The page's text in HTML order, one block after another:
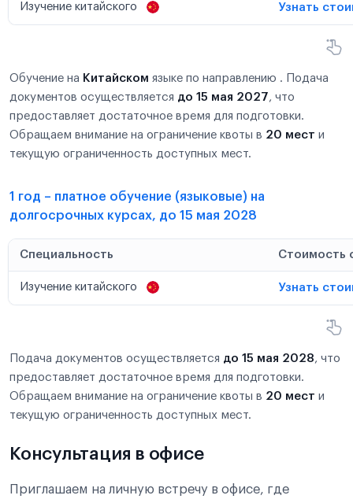
Изучение китайского Узнать
Обучение на Китайском языке по направлению . Подача
документов осуществляется до 15 мая 2027, что
предоставляет достаточное время для подготовки.
Обращаем внимание на ограничение квоты в 20 мест и
текущую ограниченность доступных мест.
1 год – платное обучение (языковые) на
долгосрочных курсах, до 15 мая 2028
Специальность Стоимость
Изучение китайского Узнать
Подача документов осуществляется до 15 мая 2028 , что
предоставляет достаточное время для подготовки.
Обращаем внимание на ограничение квоты в 20 мест и
текущую ограниченность доступных мест.
Консультация в офисе
Приглашаем на личную встречу в офисе, где